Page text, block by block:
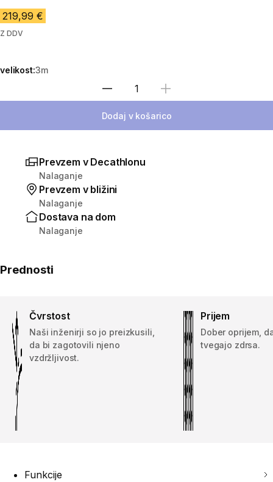
219,99 €
Z DDV
velikost:3m
Izberite količino
Dodaj v košarico
Prevzem v Decathlonu
Nalaganje
Prevzem v bližini
Nalaganje
Dostava na dom
Nalaganje
Prednosti
Čvrstost
Naši inženirji so jo preizkusili,
da bi zagotovili njeno
vzdržljivost.
Prijem
Dober oprijem,
tvegajo zdrsa.
Funkcije